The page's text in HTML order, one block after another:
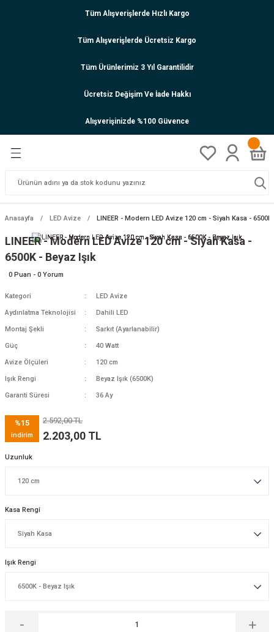
Tüm Alışverişlerde Hızlı Kargo
Tüm Alışverişlerde Ücretsiz Kargo
Tüm Ürünlerimiz 3 Yıl Garantilidir
Ücretsiz Değişim Ve İade Hakkı
Alışverişinizde %100 Güvence
Anasayfa LED Avize LINEER - Modern LED Avize 120 cm - Siyah Kasa - 6500K
LINEER - Modern LED Avize 120 cm - Siyah Kasa -
6500K - Beyaz Işık
0 Puan - 0 Yorum
Kategori LED Avize
Aydınlatma Teknolojisi Dahili LED
Montaj Şekli Sarkıt (Ayarlanabilir)
Güç 40 Watt
Avize Ölçüleri 120 cm
Işık Rengi Beyaz Işık (6500K)
Garanti Süresi 36 Ay
%15
indirim
2.592,00 TL
2.203,00 TL
Uzunluk
Kasa Rengi
Işık Rengi